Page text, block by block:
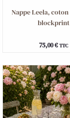
Nappe Leela,
blockprint
75,00€ TTC